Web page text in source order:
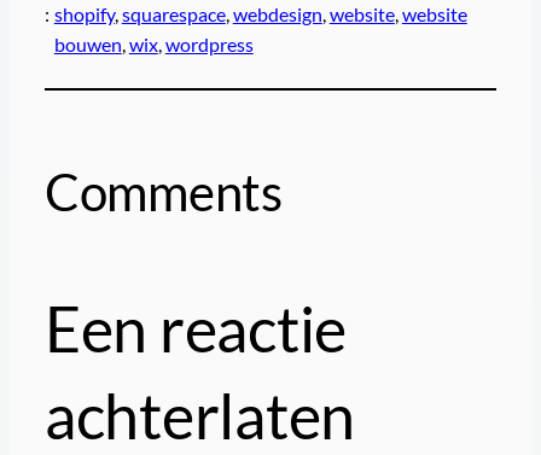
: shopify, squarespace, webdesign, website, website
bouwen, wix, wordpress
Comments
Een reactie
achterlaten